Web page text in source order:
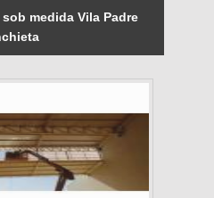
medida Vila Padre